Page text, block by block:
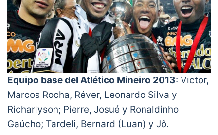
Equipo base del Atlético Mineiro 2013: Victor,
Marcos Rocha, Réver, Leonardo Silva y
Richarlyson; Pierre, Josué y Ronaldinho
Gaúcho; Tardeli, Bernard (Luan) y Jô.